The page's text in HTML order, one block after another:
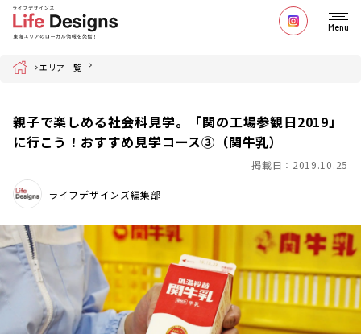
Menu
Home エリア一覧
親子で楽しめる社会科見学。「関の工場参観日2019」
に行こう！おすすめ見学コース③（関牛乳）
掲載日：2019.10.25
ライフデザインズ編集部